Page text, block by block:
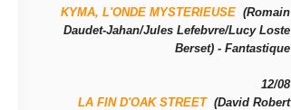
KYMA, L'ONDE MYSTERIEUSE (Romain
Daudet-Jahan/Jules Lefebvre/Lucy Loste
Berset) - Fantastique
12/08
LA FIN D'OAK STREET(David Robert